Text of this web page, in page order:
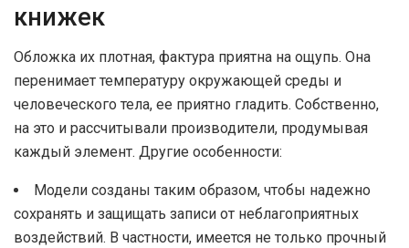
книжек
Обложка их плотная, фактура приятна на ощупь. Она
перенимает температуру окружающей среды и
человеческого тела, ее приятно гладить. Собственно,
на это и рассчитывали производители, продумывая
каждый элемент. Другие особенности:
Модели созданы таким образом, чтобы надежно
сохранять и защищать записи от неблагоприятных
воздействий. В частности, имеется не только прочный